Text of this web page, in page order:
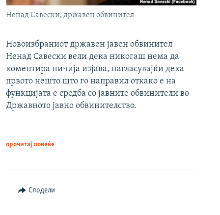
Ненад Савески, државен обвинител
Новоизбраниот државен јавен обвинител
Ненад Савески вели дека никогаш нема да
коментира ничија изјава, нагласувајќи дека
првото нешто што го направил откако е на
функцијата е средба со јавните обвинители во
Државното јавно обвинителство.
прочитај повеќе
Сподели